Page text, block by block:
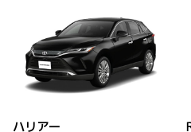
ハリアー